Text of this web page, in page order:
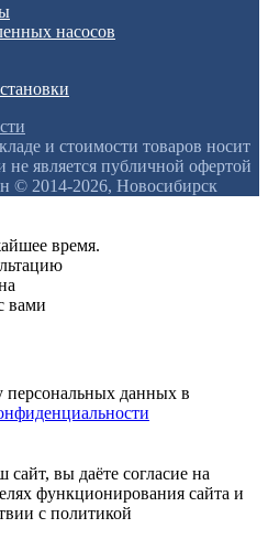
насосов
и стоимости товаров носит
является публичной офертой
© 2014-2026, Новосибирск
время.
вами
персональных данных в
вы даёте согласие на
функционирования сайта и
с политикой